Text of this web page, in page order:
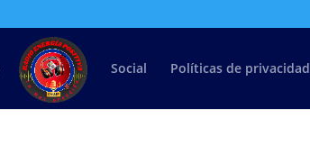
Social Políticas de privacidad